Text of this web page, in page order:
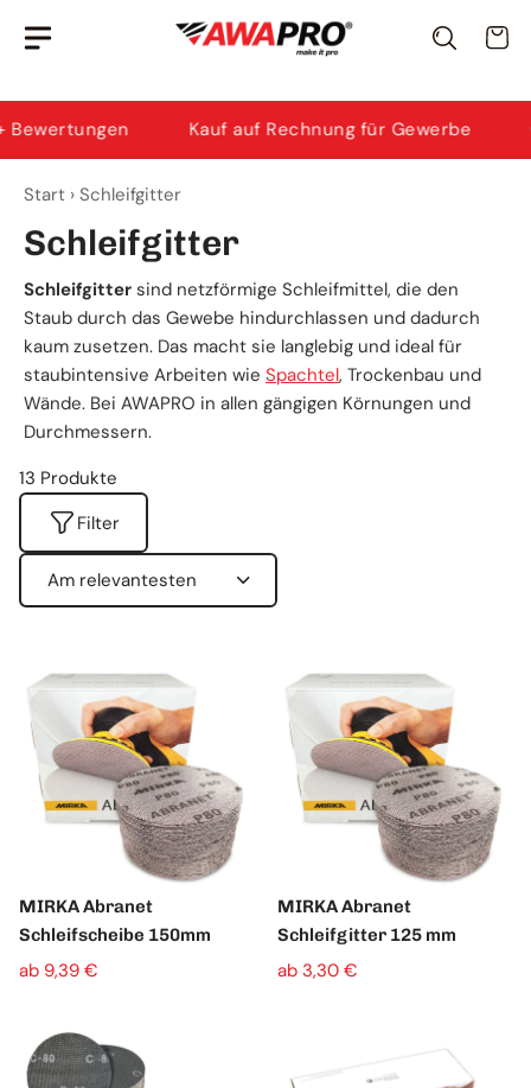
Zum
Kauf auf Rechnung für Gewerbe
Start › Schleifgitter
Schleifgitter
Schleifgitter sind netzförmige Schleifmittel, die den
Staub durch das Gewebe hindurchlassen und dadurch
kaum zusetzen. Das macht sie langlebig und ideal für
staubintensive Arbeiten wie Spachtel, Trockenbau und
Wände. Bei AWAPRO in allen gängigen Körnungen und
Durchmessern.
Filter
13 Produkte
c
h
:
MIRKA Abranet
Schleifscheibe 150mm
ab 9,39 €
MIRKA Abranet
Schleifgitter 125 mm
ab 3,30 €
· KI-Berater